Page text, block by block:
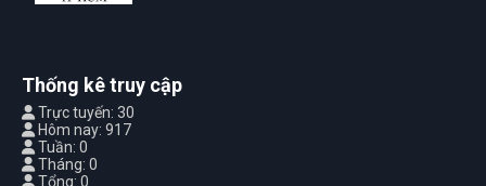
Thống kê truy cập
Trực tuyến: 30
Hôm nay: 917
Tuần: 0
Tháng: 0
Tổng: 0